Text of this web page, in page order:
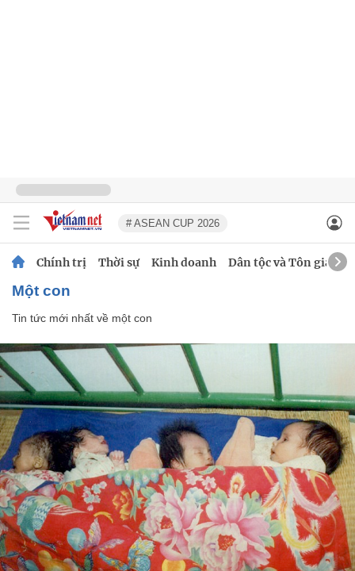
# ASEAN CUP 2026
Chính trị Thời sự Kinh doanh Dân tộc và Tôn giáo
một con
Tin tức mới nhất về một con